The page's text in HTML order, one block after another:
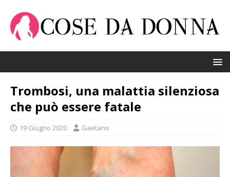
Trombosi, una malattia silenziosa
che può essere fatale
19 Giugno 2020 Gaetano